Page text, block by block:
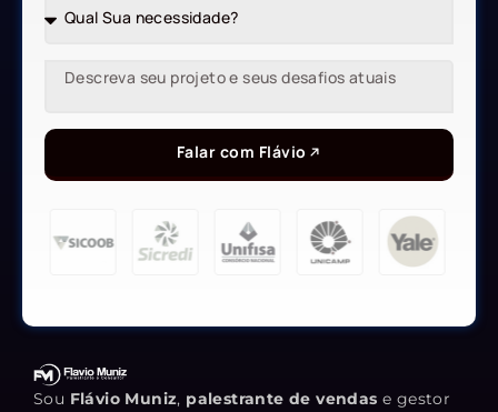
Falar com Flávio
Sou Flávio Muniz, palestrante de vendas e gestor